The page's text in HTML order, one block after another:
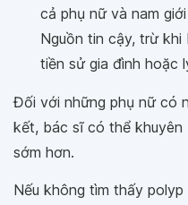
cả phụ nữ và nam
Nguồn tin cậy, trừ
tiền sử gia đình hoặc
Đối với những phụ nữ có
kết, bác sĩ có thể
sớm hơn.
Nếu không tìm thấy